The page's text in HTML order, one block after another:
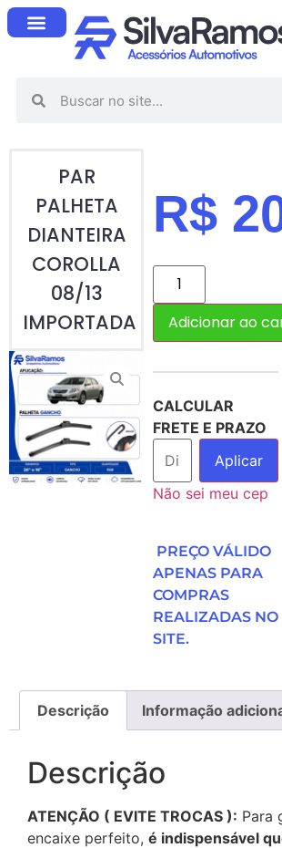
PAR
PALHETA
DIANTEIRA
COROLLA
08/13
IMPORTADA
R$
Adicionar ao
CALCULAR
FRETE E PRAZO
Aplicar
Não sei meu cep
PREÇO VÁLIDO
APENAS PARA
COMPRAS
REALIZADAS NO
SITE.
Descrição Informação
Descrição
ATENÇÃO ( EVITE TROCAS ): Para
encaixe perfeito, é indispensável